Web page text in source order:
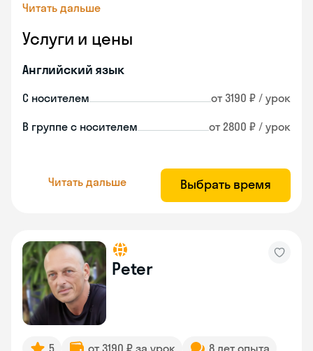
Читать дальше
Услуги и цены
Английский язык
С носителем от 3190 ₽ / урок
В группе с носителем от 2800 ₽ / урок
Читать дальше Выбрать время
Peter
5 от 3190 ₽ за урок 8 лет опыта